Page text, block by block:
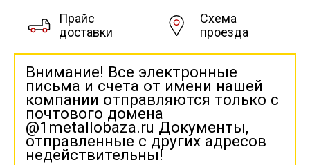
Прайс
доставки
Схема
проезда
Внимание! Все электронные
письма и счета от имени нашей
компании отправляются только с
почтового домена
@1metallobaza.ru Документы,
отправленные с других адресов
недействительны!